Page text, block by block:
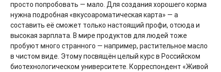
просто попробовать — мало. Для создания хорошего корма
нужна подробная «вкусоароматическая карта» — а
составить её сможет только настоящий профи, отсюда и
высокая зарплата. В мире продуктов для людей тоже
пробуют много странного — например, растительное масло
в чистом виде. Этому посвящён целый курс в Российском
биотехнологическом университете. Корреспондент «Живой